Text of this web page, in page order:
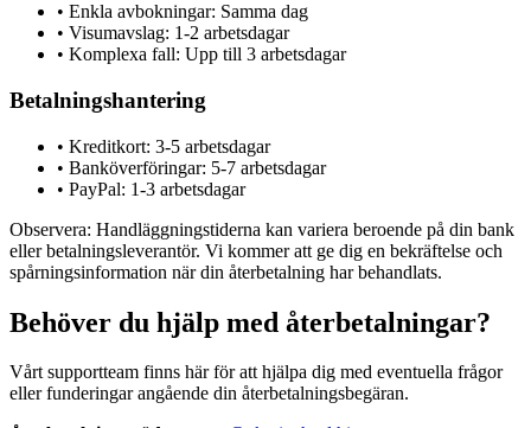
• Enkla avbokningar: Samma dag
• Visumavslag: 1-2 arbetsdagar
• Komplexa fall: Upp till 3 arbetsdagar
Betalningshantering
• Kreditkort: 3-5 arbetsdagar
• Banköverföringar: 5-7 arbetsdagar
• PayPal: 1-3 arbetsdagar
Observera: Handläggningstiderna kan variera beroende på din bank
eller betalningsleverantör. Vi kommer att ge dig en bekräftelse och
spårningsinformation när din återbetalning har behandlats.
Behöver du hjälp med återbetalningar?
Vårt supportteam finns här för att hjälpa dig med eventuella frågor
eller funderingar angående din återbetalningsbegäran.